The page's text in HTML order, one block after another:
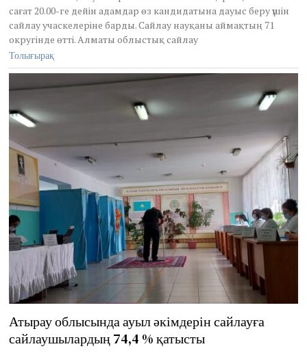
,
2
0
сағат 20.00-ге дейін адамдар өз кандидатына дауыс беру үшін
сайлау учаскелеріне барды. Сайлау науқаны аймақтың 71
округінде өтті. Алматы облыстық сайлау
Толығырақ
Атырау облысында ауыл әкімдерін сайлауға
сайлаушылардың 74,4 % қатысты